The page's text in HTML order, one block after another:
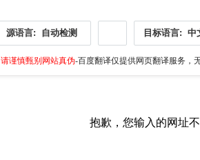
源语言: 自动检测 目标语言: 中
请谨慎甄别网站真伪-百度翻译仅提供网页翻译服务，